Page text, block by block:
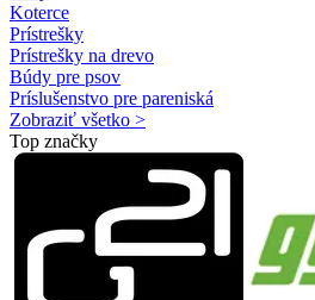
Koterce
Prístrešky
Prístrešky na drevo
Búdy pre psov
Príslušenstvo pre pareniská
Zobraziť všetko >
Top značky